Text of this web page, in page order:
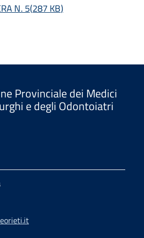
N. 5(287 KB)
Provinciale dei Medici
e degli Odontoiatri